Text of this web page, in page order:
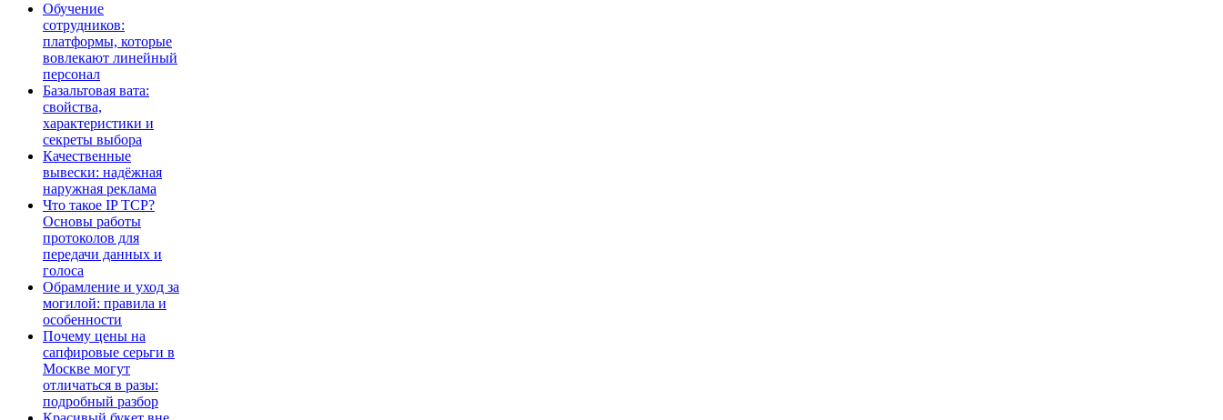
Обучение
сотрудников:
платформы, которые
вовлекают линейный
персонал
Базальтовая вата:
свойства,
характеристики и
секреты выбора
Качественные
вывески: надёжная
наружная реклама
Что такое IP TCP?
Основы работы
протоколов для
передачи данных и
голоса
Обрамление и уход за
могилой: правила и
особенности
Почему цены на
сапфировые серьги в
Москве могут
отличаться в разы:
подробный разбор